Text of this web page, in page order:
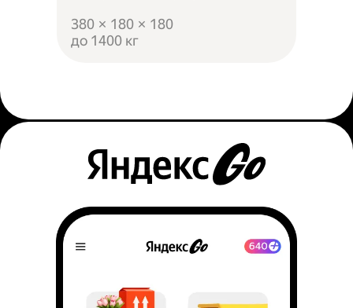
380 × 180 × 180
до 1400 кг